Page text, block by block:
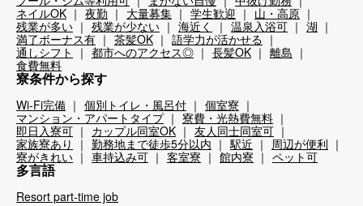
ネイルOK
夜勤 大量募集 学生歓迎
山・高原
残業が多い
残業が少ない 海近く 温泉入浴可
湖
満了ボーナス有
茶髪OK
語学力が活かせる
通しシフト
都市へのアクセス◎ 長髪OK
離島
食費無料
寮条件から探す
Wi-Fi完備 個別トイレ・風呂付
個室寮
マンション・アパートタイプ
寮費・光熱費無料
即日入寮可
カップル同室OK
友人同士同室可
家族寮あり
勤務地まで徒歩5分以内 駅近
周辺が便利
寮がきれい
車持込み可 客室寮 館内寮 ペット可
多言語
Resort part-time job